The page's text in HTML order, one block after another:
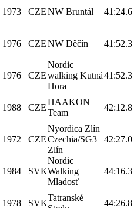
1973 CZENW Bruntál 41:24.6
1976 CZENW Děčín 41:52.3
1976 CZE
Nordic
walking Kutná
Hora
41:52.3
1988 CZE
HAAKON
Team
42:12.8
1972 CZE
Nyordica Zlín
Czechia/SG3
Zlín
42:27.0
1984 SVK
Nordic
Walking
Mladosť
44:16.3
1978 SVK
Tatranské
44:26.8